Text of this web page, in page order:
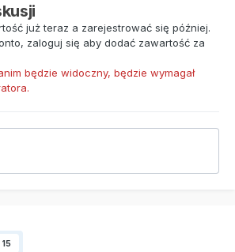
już teraz a zarejestrować się później.
zaloguj się aby dodać zawartość za
będzie widoczny, będzie wymagał
15